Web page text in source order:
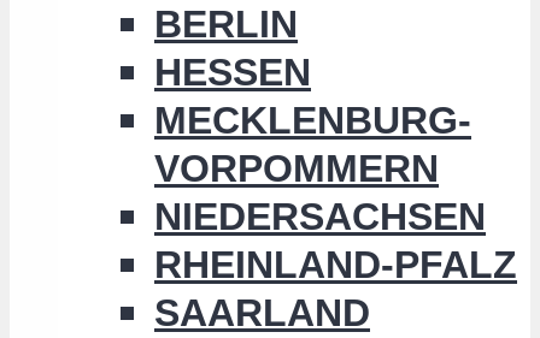
BERLIN
HESSEN
MECKLENBURG-
VORPOMMERN
NIEDERSACHSEN
RHEINLAND-PFALZ
SAARLAND